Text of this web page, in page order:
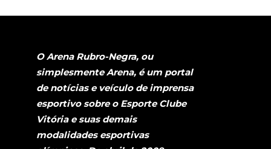
O Arena Rubro-Negra, ou
simplesmente Arena, é um portal
de notícias e veículo de imprensa
esportivo sobre o Esporte Clube
Vitória e suas demais
modalidades esportivas